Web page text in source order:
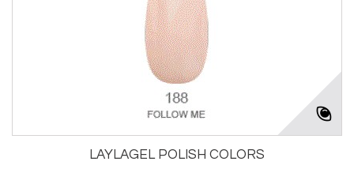
LAYLAGEL POLISH COLORS